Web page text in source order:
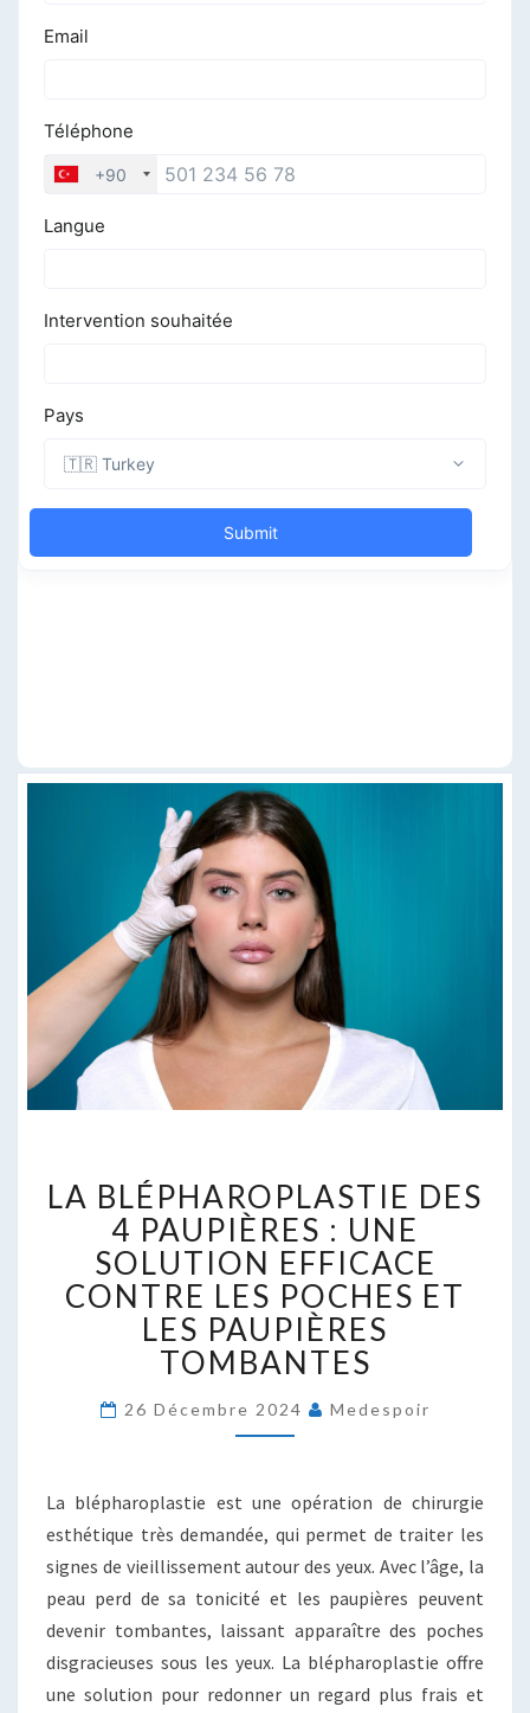
BLÉPHAROPLASTIE
DES
4
PAUPIÈRES
:
UNE
SOLUTION
EFFICACE
CONTRE
LES
LES
PAUPIÈRES
TOMBANTES
LA BLÉPHAROPLASTIE DES
4 PAUPIÈRES : UNE
SOLUTION EFFICACE
CONTRE LES POCHES ET
LES PAUPIÈRES
TOMBANTES
26 Décembre 2024 Medespoir
La blépharoplastie est une opération de chirurgie
esthétique très demandée, qui permet de traiter les
signes de vieillissement autour des yeux. Avec l’âge, la
peau perd de sa tonicité et les paupières peuvent
devenir tombantes, laissant apparaître des poches
disgracieuses sous les yeux. La blépharoplastie offre
une solution pour redonner un regard plus frais et